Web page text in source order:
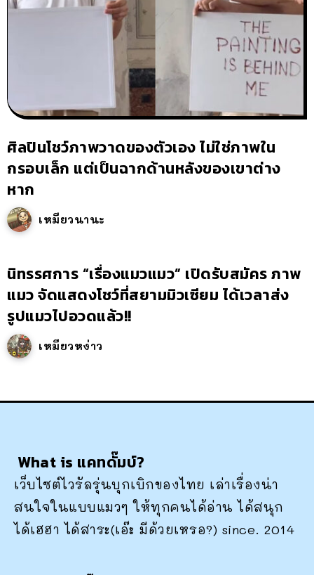
ศิลปินโชว์ภาพวาดของตัวเอง ไม่ใช่ภาพใน
กรอบเล็ก แต่เป็นฉากด้านหลังของเขาต่าง
หาก
เหมียวนานะ
นิทรรศการ “เรื่องแมวแมว” เปิดรับสมัคร ภาพ
แมว จัดแสดงโชว์ที่สยามมิวเซียม ได้เวลาส่ง
รูปแมวไปอวดแล้ว!!
เหมียวหง่าว
What is แคทดั๊มบ์?
เว็บไซต์ไวรัลรุ่นบุกเบิกของไทย เล่าเรื่องน่า
สนใจในแบบแมวๆ ให้ทุกคนได้อ่าน ได้สนุก
ได้เฮฮา ได้สาระ(เอ๊ะ มีด้วยเหรอ?) since. 2014